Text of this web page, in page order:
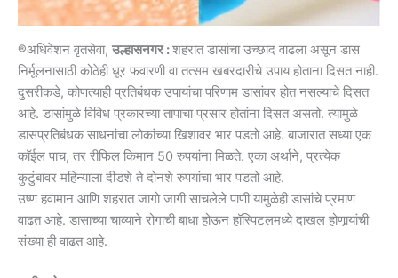
®अधिवेशन वृतसेवा, उल्हासनगर :शहरात डासांचा उच्छाद वाढला असून डास
निर्मूलनासाठी कोठेही धूर फवारणी वा तत्सम खबरदारीचे उपाय होताना दिसत नाही.
दुसरीकडे, कोणत्याही प्रतिबंधक उपायांचा परिणाम डासांवर होत नसल्याचे दिसत
आहे. डासांमुळे विविध प्रकारच्या तापाचा प्रसार होतांना दिसत असतो. त्यामुळे
डासप्रतिबंधक साधनांचा लोकांच्या खिशावर भार पडतो आहे. बाजारात सध्या एक
कॉईल पाच, तर रीफिल किमान 50 रुपयांना मिळते. एका अर्थाने, प्रत्येक
कुटुंबावर महिन्याला दीडशे ते दोनशे रुपयांचा भार पडतो आहे.
उष्ण हवामान आणि शहरात जागो जागी साचलेले पाणी यामुळेही डासांचे प्रमाण
वाढत आहे. डासाच्या चाव्याने रोगाची बाधा होऊन हॉस्पिटलमध्ये दाखल होणार्‍यांची
संख्या ही वाढत आहे.